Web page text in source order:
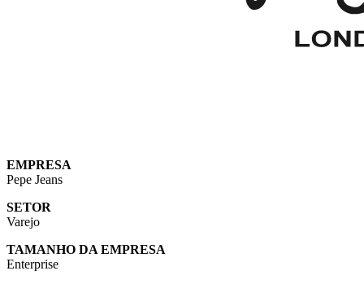
EMPRESA
Pepe Jeans
SETOR
Varejo
TAMANHO DA EMPRESA
Enterprise